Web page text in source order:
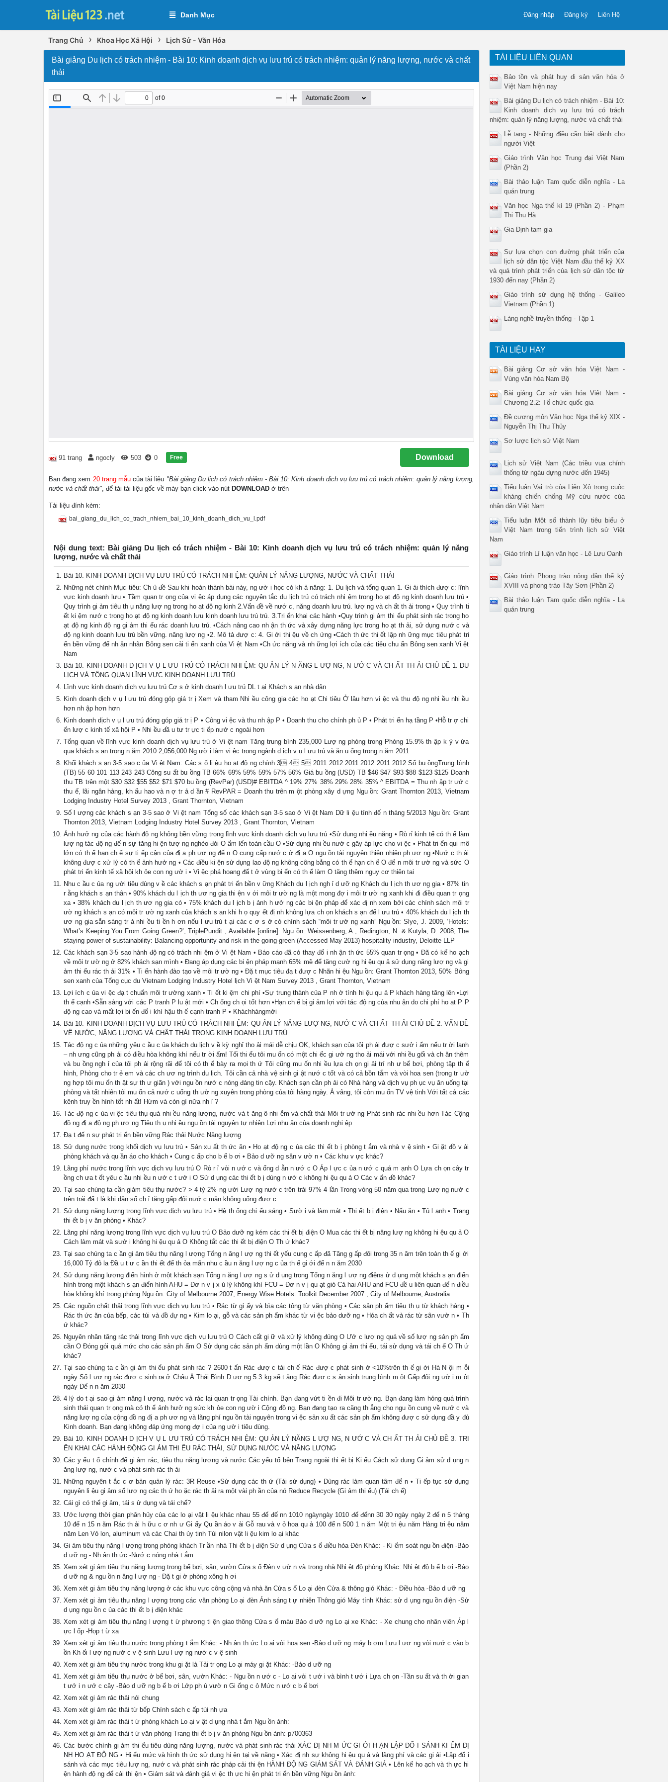
Danh Mục Liên Hệ
Đăng ký
Đăng nhập
Trang Chủ › Khoa Học Xã Hội › Lịch Sử - Văn Hóa
Bài giảng Du lịch có trách nhiệm - Bài 10: Kinh doanh dịch vụ lưu trú có trách nhiệm: quản lý năng lượng, nước và chất
thải
91 trang ngocly 503 0 Free Download
Bạn đang xem 20 trang mẫucủa tài liệu "Bài giảng Du lịch có trách nhiệm - Bài 10: Kinh doanh dịch vụ lưu trú có trách nhiệm: quản lý năng lượng,
nước và chất thải", để tải tài liệu gốc về máy bạn click vào nút DOWNLOAD ở trên
Tài liệu đính kèm:
bai_giang_du_lich_co_trach_nhiem_bai_10_kinh_doanh_dich_vu_l.pdf
Nội dung text: Bài giảng Du lịch có trách nhiệm - Bài 10: Kinh doanh dịch vụ lưu trú có trách nhiệm: quản lý năng
lượng, nước và chất thải
Bài 10. KINH DOANH DỊCH VỤ LƯU TRÚ CÓ TRÁCH NHI ỆM: QUẢN LÝ NĂNG LƯỢNG, NƯỚC VÀ CHẤT THẢI
Những nét chính Mục tiêu: Ch ủ đề Sau khi hoàn thành bài này, ng ườ i học có kh ả năng: 1. Du lịch và tổng quan 1. Gi ải thích đượ c: lĩnh
vực kinh doanh lưu • Tầm quan tr ọng của vi ệc áp dụng các nguyên tắc du lịch trú có trách nhi ệm trong ho ạt độ ng kinh doanh lưu trú •
Quy trình gi ảm tiêu th ụ năng lượ ng trong ho ạt độ ng kinh 2.Vấn đề về nướ c, năng doanh lưu trú. lượ ng và ch ất th ải trong • Quy trình ti
ết ki ệm nướ c trong ho ạt độ ng kinh doanh lưu kinh doanh lưu trú trú. 3.Tri ển khai các hành •Quy trình gi ảm thi ểu phát sinh rác trong ho
ạt độ ng kinh độ ng gi ảm thi ểu rác doanh lưu trú. •Cách nâng cao nh ận th ức và xây dựng năng lực trong ho ạt th ải, sử dụng nướ c và
độ ng kinh doanh lưu trú bền vững. năng lượ ng •2. Mô tả đượ c: 4. Gi ới thi ệu về ch ứng •Cách th ức thi ết lập nh ững mục tiêu phát tri
ển bền vững để nh ận nhãn Bông sen cải ti ến xanh của Vi ệt Nam •Ch ức năng và nh ững lợi ích của các tiêu chu ẩn Bông sen xanh Vi ệt
Nam
Bài 10. KINH DOANH D ỊCH V Ụ L ƯU TRÚ CÓ TRÁCH NHI ỆM: QU ẢN LÝ N ĂNG L ƯỢ NG, N ƯỚ C VÀ CH ẤT TH ẢI CHỦ ĐỀ 1. DU
LỊCH VÀ TỔNG QUAN LĨNH VỰC KINH DOANH LƯU TRÚ
Lĩnh vực kinh doanh dịch vụ lưu trú Cơ s ở kinh doanh l ưu trú DL t ại Khách s ạn nhà dân
Kinh doanh dịch v ụ l ưu trú đóng góp giá tr ị Xem và tham Nhi ều công gia các ho ạt Chi tiêu Ở lâu hơn vi ệc và thu độ ng nhi ều nhi ều
hơn nh ập hơn hơn
Kinh doanh dịch v ụ l ưu trú đóng góp giá tr ị P • Công vi ệc và thu nh ập P • Doanh thu cho chính ph ủ P • Phát tri ển hạ tầng P •Hỗ tr ợ chi
ến lượ c kinh tế xã hội P • Nhi ều đầ u tư tr ực ti ếp nướ c ngoài hơn
Tổng quan về lĩnh vực kinh doanh dịch vụ lưu trú ở Vi ệt nam Tăng trung bình 235,000 Lượ ng phòng trong Phòng 15.9% th ập k ỷ v ừa
qua khách s ạn trong n ăm 2010 2,056,000 Ng ườ i làm vi ệc trong ngành d ịch v ụ l ưu trú và ăn u ống trong n ăm 2011
Khối khách s ạn 3-5 sao c ủa Vi ệt Nam: Các s ố li ệu ho ạt độ ng chính 3 4 5 2011 2012 2011 2012 2011 2012 Số bu ồngTrung bình
(TB) 55 60 101 113 243 243 Công su ất bu ồng TB 66% 69% 59% 59% 57% 56% Giá bu ồng (USD) TB $46 $47 $93 $88 $123 $125 Doanh
thu TB trên một $30 $32 $55 $52 $71 $70 bu ồng (RevPar) (USD)# EBITDA ^ 19% 27% 38% 29% 28% 35% ^ EBITDA = Thu nh ập tr ướ c
thu ế, lãi ngân hàng, kh ấu hao và n ợ tr ả d ần # RevPAR = Doanh thu trên m ột phòng xây d ựng Ngu ồn: Grant Thornton 2013, Vietnam
Lodging Industry Hotel Survey 2013 , Grant Thornton, Vietnam
Số l ượng các khách s ạn 3-5 sao ở Vi ệt nam Tổng số các khách sạn 3-5 sao ở Vi ệt Nam Dữ li ệu tính đế n tháng 5/2013 Ngu ồn: Grant
Thornton 2013, Vietnam Lodging Industry Hotel Survey 2013 , Grant Thornton, Vietnam
Ảnh hưở ng của các hành độ ng không bền vững trong lĩnh vực kinh doanh dịch vụ lưu trú •Sử dụng nhi ều năng • Rò rỉ kinh tế có th ể làm
lượ ng tác độ ng đế n sự tăng hi ện tượ ng nghèo đói O ấm lến toàn cầu O •Sử dụng nhi ều nướ c gây áp lực cho vi ệc • Phát tri ển qui mô
lớn có th ể hạn ch ế sự ti ếp cận của đị a ph ươ ng đế n O cung cấp nướ c ở đị a O ngu ồn tài nguyên thiên nhiên ph ươ ng •Nướ c th ải
không đượ c xử lý có th ể ảnh hưở ng • Các điều ki ện sử dụng lao độ ng không công bằng có th ể hạn ch ế O đế n môi tr ườ ng và sức O
phát tri ển kinh tế xã hội kh ỏe con ng ườ i • Vi ệc phá hoang đấ t ở vùng bi ển có th ể làm O tăng thêm nguy cơ thiên tai
Nhu c ầu c ủa ng ười tiêu dùng v ề các khách s ạn phát tri ển bền v ững Khách du l ịch ngh ỉ d ưỡ ng Khách du l ịch th ươ ng gia • 87% tin
r ằng khách s ạn thân • 90% khách du l ịch th ươ ng gia thi ện v ới môi tr ườ ng là một mong đợ i môi tr ườ ng xanh khi đi điều quan tr ọng
xa • 38% khách du l ịch th ươ ng gia có • 75% khách du l ịch b ị ảnh h ưở ng các bi ện pháp để xác đị nh xem bởi các chính sách môi tr
ườ ng khách s ạn có môi tr ườ ng xanh của khách s ạn khi h ọ quy ết đị nh không lựa ch ọn khách s ạn để l ưu trú • 40% khách du l ịch th
ươ ng gia sẵn sàng tr ả nhi ều ti ền h ơn nếu l ưu trú t ại các c ơ s ở có chính sách “môi tr ườ ng xanh” Ngu ồn: Slye, J. 2009, ‘Hotels:
What’s Keeping You From Going Green?’, TriplePundit , Available [online]: Ngu ồn: Weissenberg, A., Redington, N. & Kutyla, D. 2008, The
staying power of sustainability: Balancing opportunity and risk in the going-green (Accessed May 2013) hospitality industry, Deloitte LLP
Các khách sạn 3-5 sao hành độ ng có trách nhi ệm ở Vi ệt Nam • Báo cáo đã có thay đổ i nh ận th ức 55% quan tr ọng • Đã có kế ho ạch
về môi tr ườ ng ở 82% khách sạn mình • Đang áp dụng các bi ện pháp mạnh 65% mẽ để tăng cườ ng hi ệu qu ả sử dụng năng lượ ng và gi
ảm thi ểu rác th ải 31% • Ti ến hành đào tạo về môi tr ườ ng • Đặ t mục tiêu đạ t đượ c Nhãn hi ệu Ngu ồn: Grant Thornton 2013, 50% Bông
sen xanh của Tổng cục du Vietnam Lodging Industry Hotel lịch Vi ệt Nam Survey 2013 , Grant Thornton, Vietnam
Lợi ích c ủa vi ệc đạ t chuẩn môi tr ường xanh • Ti ết ki ệm chi phí •Sự trung thành của P nh ờ tính hi ệu qu ả P khách hàng tăng lên •Lợi
th ế cạnh •Sẵn sàng với các P tranh P lu ật mới • Ch ống ch ọi tốt hơn •Hạn ch ế bị gi ảm lợi với tác độ ng của nhu ận do chi phí ho ạt P P
độ ng cao và mất lợi bi ến đổ i khí hậu th ế cạnh tranh P • Kháchhàngmới
Bài 10. KINH DOANH DỊCH VỤ LƯU TRÚ CÓ TRÁCH NHI ỆM: QU ẢN LÝ NĂNG LƯỢ NG, NƯỚ C VÀ CH ẤT TH ẢI CHỦ ĐỀ 2. VẤN ĐỀ
VỀ NƯỚC, NĂNG LƯỢNG VÀ CHẤT THẢI TRONG KINH DOANH LƯU TRÚ
Tác độ ng c ủa những yêu c ầu c ủa khách du lịch v ề kỳ nghỉ tho ải mái dễ chịu OK, khách sạn của tôi ph ải đượ c sưở i ấm nếu tr ời lạnh
– nh ưng cũng ph ải có điều hòa không khí nếu tr ời ấm! Tối thi ểu tôi mu ốn có một chi ếc gi ườ ng tho ải mái với nhi ều gối và ch ăn thêm
và bu ồng ngh ỉ của tôi ph ải rộng rãi để tôi có th ể bày ra mọi th ứ Tôi cũng mu ốn nhi ều lựa ch ọn gi ải trí nh ư bể bơi, phòng tập th ể
hình, Phòng cho tr ẻ em và các ch ươ ng trình du lịch. Tôi cần cả nhà vệ sinh gi ật nướ c tốt và có cả bồn tắm và vòi hoa sen (trong tr ườ
ng hợp tôi mu ốn th ật sự th ư giãn ) với ngu ồn nướ c nóng đáng tin cậy. Khách sạn cần ph ải có Nhà hàng và dịch vụ ph ục vụ ăn uống tại
phòng và tất nhiên tôi mu ốn cả nướ c uống th ườ ng xuyên trong phòng của tôi hàng ngày. À vâng, tôi còn mu ốn TV vệ tinh Với tất cả các
kênh truy ền hình tốt nh ất! Hừm và còn gì nữa nh ỉ ?
Tác độ ng c ủa vi ệc tiêu thụ quá nhi ều năng lượng, nước và t ăng ô nhi ễm và chất thải Môi tr ườ ng Phát sinh rác nhi ều hơn Tác Cộng
đồ ng đị a độ ng ph ươ ng Tiêu th ụ nhi ều ngu ồn tài nguyên tự nhiên Lợi nhu ận của doanh nghi ệp
Đạ t đế n sự phát tri ển bền vững Rác thải Nước Năng lượng
Sử dụng nước trong khối dịch vụ lưu trú • Sản xu ất th ức ăn • Ho ạt độ ng c ủa các thi ết b ị phòng t ắm và nhà v ệ sinh • Gi ặt đồ v ải
phòng khách và qu ần áo cho khách • Cung c ấp cho b ể b ơi • Bảo d ưỡ ng sân v ườ n • Các khu v ực khác?
Lãng phí nước trong lĩnh vực dịch vụ lưu trú O Rò r ỉ vòi n ướ c và ống d ẫn n ướ c O Áp l ực c ủa n ướ c quá m ạnh O Lựa ch ọn cây tr
ồng ch ưa t ốt yêu c ầu nhi ều n ướ c t ướ i O Sử d ụng các thi ết b ị dùng n ướ c không hi ệu qu ả O Các v ấn đề khác?
Tại sao chúng ta cần giảm tiêu thụ nước? > 4 tỷ 2% ng ười Lượ ng nướ c trên trái 97% 4 lần Trong vòng 50 năm qua trong Lượ ng nướ c
trên trái đấ t là khi dân số ch ỉ tăng gấp đôi nướ c mặn không uống đượ c
Sử dụng năng lượng trong lĩnh vực dịch vụ lưu trú • Hệ th ống chi ếu sáng • Sườ i và làm mát • Thi ết b ị điện • Nấu ăn • Tủ l ạnh • Trang
thi ết b ị v ăn phòng • Khác?
Lãng phí năng lượng trong lĩnh vực dịch vụ lưu trú O Bảo dưỡ ng kém các thi ết bị điện O Mua các thi ết bị năng lượ ng không hi ệu qu ả O
Cách làm mát và sưở i không hi ệu qu ả O Không tắt các thi ết bị điện O Th ứ khác?
Tại sao chúng ta c ần gi ảm tiêu thụ năng l ượng Tổng n ăng l ượ ng thi ết yếu cung c ấp đã Tăng g ấp đôi trong 35 n ăm trên toàn th ế gi ới
16,000 Tỷ đô la Đầ u t ư c ần thi ết để th ỏa mãn nhu c ầu n ăng l ượ ng c ủa th ế gi ới đế n n ăm 2030
Sử dụng năng lượng điển hình ở một khách sạn Tổng n ăng l ượ ng s ử d ụng trong Tổng n ăng l ượ ng điệns ử d ụng một khách s ạn điển
hình trong một khách s ạn điển hình AHU = Đơ n v ị x ủ lý không khí FCU = Đơ n v ị qu ạt gió Cả hai AHU and FCU đề u liên quan đế n điều
hòa không khí trong phòng Ngu ồn: City of Melbourne 2007, Energy Wise Hotels: Toolkit December 2007 , City of Melbourne, Australia
Các nguồn chất thải trong lĩnh vực dịch vụ lưu trú • Rác từ gi ấy và bìa các tông từ văn phòng • Các sản ph ẩm tiêu th ụ từ khách hàng •
Rác th ức ăn của bếp, các túi và đồ đự ng • Kim lo ại, gỗ và các sản ph ẩm khác từ vi ệc bảo dưỡ ng • Hóa ch ất và rác từ sân vườ n • Th
ứ khác?
Nguyên nhân tăng rác thải trong lĩnh vực dịch vụ lưu trú O Cách cất gi ữ và xử lý không đúng O Ướ c lượ ng quá về số lượ ng sản ph ẩm
cần O Đóng gói quá mức cho các sản ph ẩm O Sử dụng các sản ph ẩm dùng một lần O Không gi ảm thi ểu, tái sử dụng và tái ch ế O Th ứ
khác?
Tại sao chúng ta c ần gi ảm thi ểu phát sinh rác ? 2600 t ấn Rác đượ c tái ch ế Rác đượ c phát sinh ở <10%trên th ế gi ới Hà N ội m ỗi
ngày Số l ượ ng rác đượ c sinh ra ở Châu Á Thái Bình D ươ ng 5.3 kg sẽ t ăng Rác đượ c s ản sinh trung bình m ột Gấp đôi ng ườ i m ột
ngày Đế n n ăm 2030
4 lý do t ại sao gi ảm năng l ượng, nước và rác lại quan tr ọng Tài chính. Bạn đang vứt ti ền đi Môi tr ườ ng. Bạn đang làm hỏng quá trình
sinh thái quan tr ọng mà có th ể ảnh hưở ng sức kh ỏe con ng ườ i Cộng đồ ng. Bạn đang tạo ra căng th ẳng cho ngu ồn cung về nướ c và
năng lượ ng của cộng đồ ng đị a ph ươ ng và lãng phí ngu ồn tài nguyên trong vi ệc sản xu ất các sản ph ẩm không đượ c sử dụng đầ y đủ
Kinh doanh. Bạn đang không đáp ứng mong đợ i của ng ườ i tiêu dùng.
Bài 10. KINH DOANH D ỊCH V Ụ L ƯU TRÚ CÓ TRÁCH NHI ỆM: QU ẢN LÝ NĂNG L ƯỢ NG, N ƯỚ C VÀ CH ẤT TH ẢI CHỦ ĐỀ 3. TRI
ỂN KHAI CÁC HÀNH ĐỘNG GI ẢM THI ỂU RÁC THẢI, SỬ DỤNG NƯỚC VÀ NĂNG LƯỢNG
Các y ếu t ố chính để gi ảm rác, tiêu thụ năng lượng và nước Các yếu tố bên Trang ngoài thi ết bị Ki ểu Cách sử dụng Gi ảm sử d ụng n
ăng lượ ng, nướ c và phát sinh rác th ải
Những nguyên t ắc c ơ bản quản lý rác: 3R Reuse •Sử dụng các th ứ (Tái sử dụng) • Dùng rác làm quan tâm đế n • Ti ếp tục sử dụng
nguyên li ệu gi ảm số lượ ng các th ứ ho ặc rác th ải ra một vài ph ần của nó Reduce Recycle (Gi ảm thi ểu) (Tái ch ế)
Cái gì có thể gi ảm, tái s ử dụng và tái chế?
Ước lượng thời gian phân hủy của các lo ại vật li ệu khác nhau 55 đế đế nn 1010 ngàyngày 1010 đế đếnn 30 30 ngày ngày 2 đế n 5 tháng
10 đế n 15 n ăm Rác th ải h ữu c ơ nh ư Gi ấy Qu ần áo v ải Gỗ rau và v ỏ hoa qu ả 100 đế n 500 1 n ăm Một tri ệu năm Hàng tri ệu năm
năm Len Vỏ lon, aluminum và các Chai th ủy tinh Túi nilon vật li ệu kim lo ại khác
Gi ảm tiêu thụ năng l ượng trong phòng khách Tr ần nhà Thi ết b ị điện Sử d ụng Cửa s ổ điều hòa Đèn Khác: - Ki ểm soát ngu ồn điện -Bảo
d ưỡ ng - Nh ận th ức -Nướ c nóng nhà t ắm
Xem xét gi ảm tiêu thụ năng lượng trong bể bơi, sân, vườn Cửa s ổ Đèn v ườ n và trong nhà Nhi ệt độ phòng Khác: Nhi ệt độ b ể b ơi -Bảo
d ưỡ ng & ngu ồn n ăng l ượ ng - Đặ t gi ờ phòng xông h ơi
Xem xét gi ảm tiêu thụ năng lượng ở các khu vực công cộng và nhà ăn Cửa s ổ Lo ại đèn Cửa & thông gió Khác: - Điều hòa -Bảo d ưỡ ng
Xem xét gi ảm tiêu thụ năng l ượng trong các văn phòng Lo ại đèn Ánh sáng t ự nhiên Thông gió Máy tính Khác: sử d ụng ngu ồn điện -Sử
d ụng ngu ồn c ủa các thi ết b ị điện khác
Xem xét gi ảm tiêu thụ năng l ượng t ừ phương ti ện giao thông Cửa s ổ màu Bảo d ưỡ ng Lo ại xe Khác: - Xe chung cho nhân viên Áp l
ực l ốp -Họp t ừ xa
Xem xét gi ảm tiêu thụ nước trong phòng t ắm Khác: - Nh ận th ức Lo ại vòi hoa sen -Bảo d ưỡ ng máy b ơm Lưu l ượ ng vòi nướ c vào b
ồn Kh ối l ượ ng nướ c v ệ sinh Lưu l ượ ng nướ c v ệ sinh
Xem xét gi ảm tiêu thụ nước trong khu gi ặt là Tải tr ọng Lo ại máy gi ặt Khác: -Bảo d ưỡ ng
Xem xét gi ảm tiêu thụ nước ở bể bơi, sân, vườn Khác: - Ngu ồn n ướ c - Lo ại vòi t ướ i và bình t ướ i Lựa ch ọn -Tần su ất và th ời gian
t ướ i n ướ c cây -Bảo d ưỡ ng b ể b ơi Lớp ph ủ vườ n Gi ống c ỏ Mức n ướ c b ể bơi
Xem xét gi ảm rác thải nói chung
Xem xét gi ảm rác thải từ bếp Chính sách c ấp túi nh ựa
Xem xét gi ảm rác thải t ừ phòng khách Lo ại v ật d ụng nhà t ắm Ngu ồn ảnh:
Xem xét gi ảm rác thải t ừ văn phòng Trang thi ết b ị v ăn phòng Ngu ồn ảnh: p700363
Các bước chính gi ảm thi ểu tiêu dùng năng lượng, nước và phát sinh rác thải XÁC ĐỊ NH M ỨC GI ỚI H ẠN LẬP ĐỐ I SÁNH KI ỂM ĐỊ
NH HO ẠT ĐỘ NG • Hi ểu mức và hình th ức sử dụng hi ện tại về năng • Xác đị nh sự không hi ệu qu ả và lãng phí và các gi ải •Lập đố i
sánh và các mục tiêu lượ ng, nướ c và phát sinh rác pháp cải thi ện HÀNH ĐỘ NG GIÁM SÁT VÀ ĐÁNH GIÁ • Lên kế ho ạch và th ực hi
ện hành độ ng để cải thi ện • Giám sát và đánh giá vi ệc th ực hi ện phát tri ển bền vững Ngu ồn ảnh:
TÀI LIỆU LIÊN QUAN
Bảo tồn và phát huy di sản văn hóa ở
Việt Nam hiện nay
Bài giảng Du lịch có trách nhiệm - Bài 10:
Kinh doanh dịch vụ lưu trú có trách
nhiệm: quản lý năng lượng, nước và chất thải
Lễ tang - Những điều cần biết dành cho
người Việt
Giáo trình Văn học Trung đại Việt Nam
(Phần 2)
Bài thảo luận Tam quốc diễn nghĩa - La
quán trung
Văn học Nga thế kỉ 19 (Phần 2) - Phạm
Thị Thu Hà
Gia Định tam gia
Sự lựa chọn con đường phát triển của
lịch sử dân tộc Việt Nam đầu thế kỷ XX
và quá trình phát triển của lịch sử dân tộc từ
1930 đến nay (Phần 2)
Giáo trình sử dụng hệ thống - Galileo
Vietnam (Phần 1)
Làng nghề truyền thống - Tập 1
TÀI LIỆU HAY
Bài giảng Cơ sở văn hóa Việt Nam -
Vùng văn hóa Nam Bộ
Bài giảng Cơ sở văn hóa Việt Nam -
Chương 2.2: Tổ chức quốc gia
Đề cương môn Văn học Nga thế kỷ XIX -
Nguyễn Thị Thu Thủy
Sơ lược lịch sử Việt Nam
Lịch sử Việt Nam (Các triều vua chính
thống từ ngàu dựng nước đến 1945)
Tiểu luận Vai trò của Liên Xô trong cuộc
kháng chiến chống Mỹ cứu nước của
nhân dân Việt Nam
Tiểu luận Một số thành lũy tiêu biểu ở
Việt Nam trong tiến trình lịch sử Việt
Nam
Giáo trình Lí luận văn học - Lê Lưu Oanh
Giáo trình Phong trào nông dân thế kỷ
XVIII và phong trào Tây Sơn (Phần 2)
Bài thảo luận Tam quốc diễn nghĩa - La
quán trung